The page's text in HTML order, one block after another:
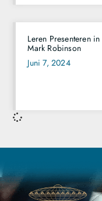
Leren Presenteren
Mark Robinson
Juni 7, 2024